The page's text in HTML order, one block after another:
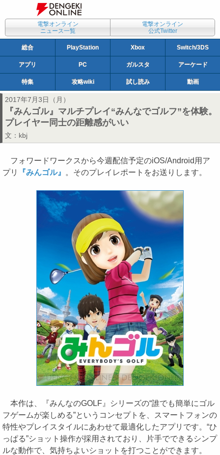
電撃オンライン
ニュース一覧
電撃オンライン
公式Twitter
総合 PlayStation Xbox Switch/3DS
アプリ PC ガルスタ アーケード
特集 攻略wiki 試し読み 動画
2017年7月3日（月）
『みんゴル』マルチプレイ“みんなでゴルフ”を体験。
プレイヤー同士の距離感がいい
文： kbj
フォワードワークスから今週配信予定のiOS/Android用ア
プリ
『みんゴル』 。そのプレイレポートをお送りします。
本作は、『みんなのGOLF』シリーズの“誰でも簡単にゴル
フゲームが楽しめる”というコンセプトを、スマートフォンの
特性やプレイスタイルにあわせて最適化したアプリです。“ひ
っぱる”ショット操作が採用されており、片手でできるシンプ
ルな動作で、気持ちよいショットを打つことができます。